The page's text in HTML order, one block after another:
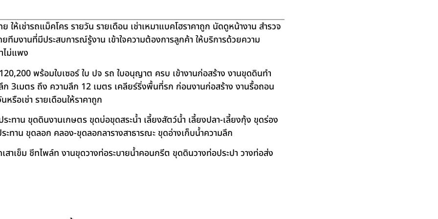
ห้เช่ารถแม็คโคร รายวัน รายเดือน เช่าเหมาแบคโฮราคาถูก นัดดูหน้างาน สำรวจ
ทีมงานที่มีประสบการณ์รู้งาน เข้าใจความต้องการลูกค้า ให้บริการด้วยความ
ไม่แพง
พร้อมใบเซอร์ ใบ ปจ รถ ใบอนุญาต ครบ เข้างานก่อสร้าง งานขุดดินทำ
ก 3เมตร ถึง ความลึก 12 เมตร เคลียร์ริ่งพื้นที่รก ก่อนงานก่อสร้าง งานรื้อถอน
รือเช่า รายเดือนให้ราคาถูก
ะทาน ขุดดินงานเกษตร ขุดบ่อขุดสระน้ำ เลี้ยงสัตว์น้ำ เลี้ยงปลา-เลี้ยงกุ้ง ขุดร่อง
ทาน ขุดลอก คลอง-ขุดลอกลารางสาธารณะ ขุดอ่างเก็บน้ำความลึก
าเข็ม ชีทไพล์ท งานขุดวางท่อระบายน้ำคอนกรีต ขุดดินวางท่อประปา วางท่อส่ง